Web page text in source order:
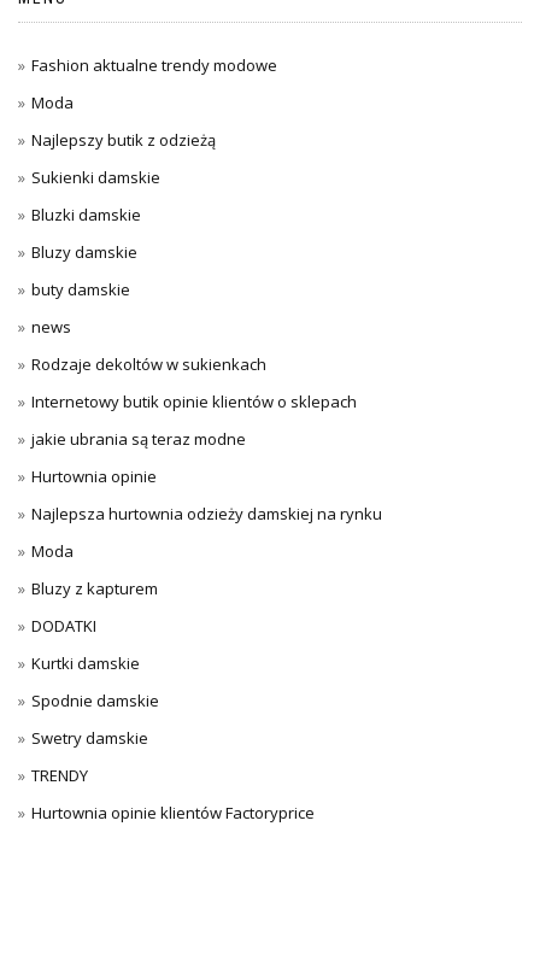
Fashion aktualne trendy modowe
Moda
Najlepszy butik z odzieżą
Sukienki damskie
Bluzki damskie
Bluzy damskie
buty damskie
news
Rodzaje dekoltów w sukienkach
Internetowy butik opinie klientów o sklepach
jakie ubrania są teraz modne
Hurtownia opinie
Najlepsza hurtownia odzieży damskiej na rynku
Moda
Bluzy z kapturem
DODATKI
Kurtki damskie
Spodnie damskie
Swetry damskie
TRENDY
Hurtownia opinie klientów Factoryprice